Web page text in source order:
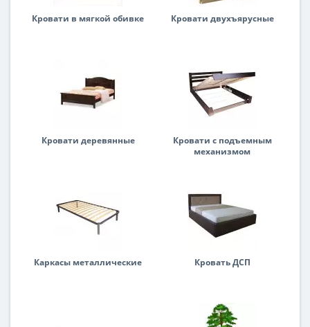
Кровати в мягкой обивке Кровати двухъярусные
Кровати деревянные
Кровати с подъемным
механизмом
Каркасы металлические Кровать ДСП